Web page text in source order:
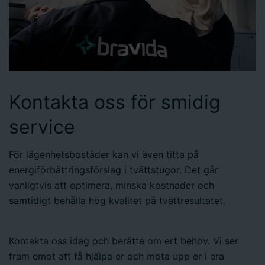
Kontakta oss för smidig
service
För lägenhetsbostäder kan vi även titta på
energiförbättringsförslag i tvättstugor. Det går
vanligtvis att optimera, minska kostnader och
samtidigt behålla hög kvalitet på tvättresultatet.
Kontakta oss idag och berätta om ert behov. Vi ser
fram emot att få hjälpa er och möta upp er i era